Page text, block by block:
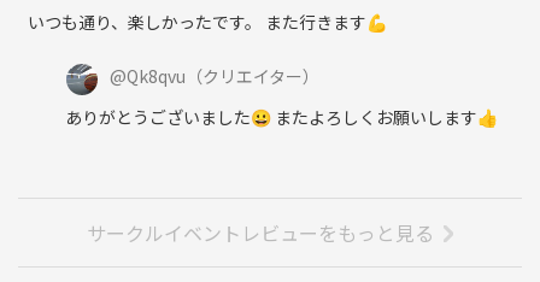
いつも通り、楽しかったです。 また行きます💪
@Qk8qvu （クリエイター）
ありがとうございました😀 またよろしくお願いします👍
サークルイベントレビューをもっと見る